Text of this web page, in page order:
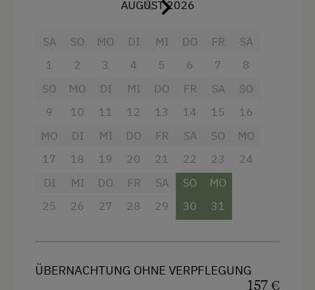
Erlebniswanderung
Geführte Bergtouren
Geführte Wanderungen
Gästeabend
Aussicht auf eine Berglandschaft
Balkon/Terrasse
Dusche
Eierkocher
Fernseher
Getränkeerwerb im Haus
Wasserkocher
AUGUST 2026
SA
1
SO
2
MO
3
DI
4
MI
5
DO
6
FR
7
SA
8
SO
9
MO
10
DI
11
MI
12
DO
13
FR
14
SA
15
SO
16
MO
17
DI
18
MI
19
DO
20
FR
21
SA
22
SO
23
MO
24
DI
25
MI
26
DO
27
FR
28
SA
29
SO
30
MO
31
ÜBERNACHTUNG OHNE VERPFLEGUNG
157 €